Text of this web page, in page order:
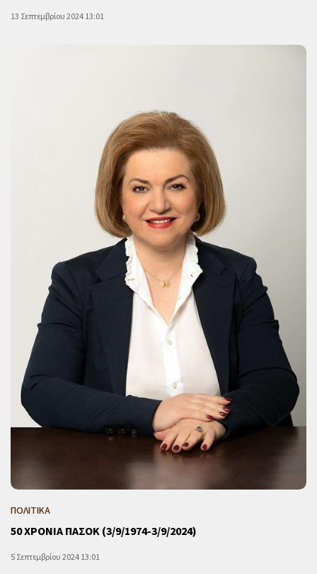
13 Σεπτεμβρίου 2024 13:01
ΠΟΛΙΤΙΚΑ
50 ΧΡΟΝΙΑ ΠΑΣΟΚ (3/9/1974-3/9/2024)
5 Σεπτεμβρίου 2024 13:01